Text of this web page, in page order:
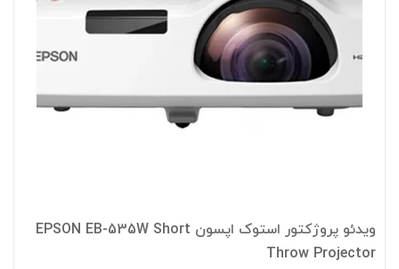
ویدئو پروژکتور استوک اپسون EPSON EB-535W Short
Throw Projector